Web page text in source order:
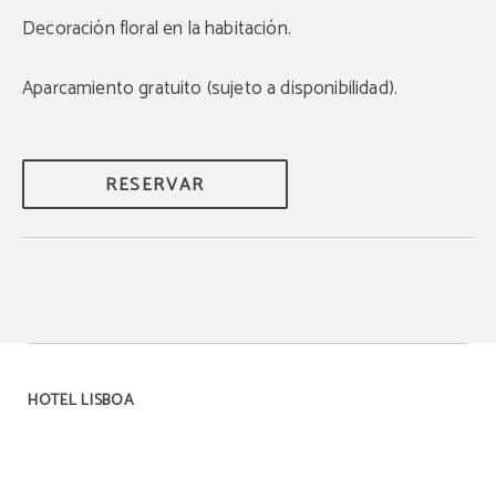
Decoración floral en la habitación.
Aparcamiento gratuito (sujeto a disponibilidad).
RESERVAR
HOTEL LISBOA